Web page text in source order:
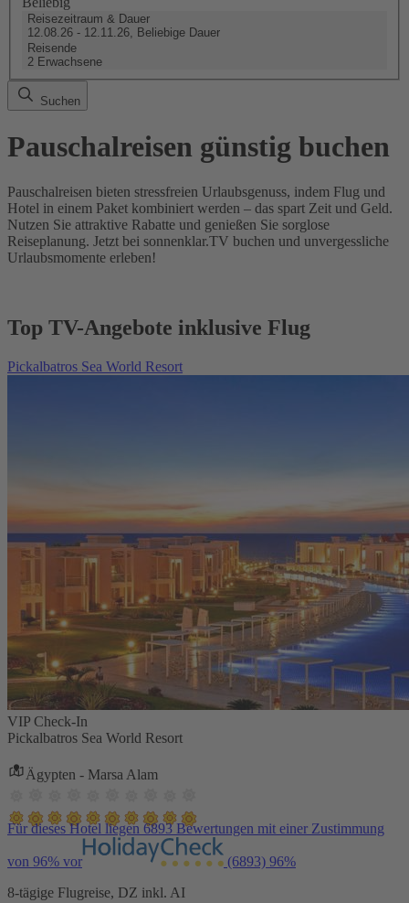
Reisezeitraum & Dauer
12.08.26 - 12.11.26, Beliebige Dauer
Reisende
2 Erwachsene
Suchen
Pauschalreisen günstig buchen
Pauschalreisen bieten stressfreien Urlaubsgenuss, indem Flug und
Hotel in einem Paket kombiniert werden – das spart Zeit und Geld.
Nutzen Sie attraktive Rabatte und genießen Sie sorglose
Reiseplanung. Jetzt bei sonnenklar.TV buchen und unvergessliche
Urlaubsmomente erleben!
Top TV-Angebote inklusive Flug
Pickalbatros Sea World Resort
VIP Check-In
Pickalbatros Sea World Resort
Ägypten - Marsa Alam
Für dieses Hotel liegen 6893 Bewertungen mit einer Zustimmung
von 96% vor (6893) 96%
8-tägige Flugreise, DZ inkl. AI